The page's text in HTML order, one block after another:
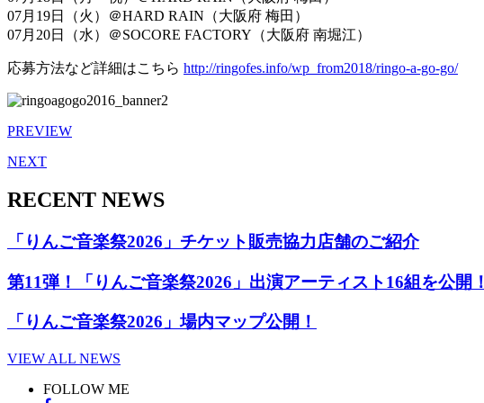
07月19日（火）＠HARD RAIN（大阪府 梅田）
07月20日（水）＠SOCORE FACTORY（大阪府 南堀江）
応募方法など詳細はこちら http://ringofes.info/wp_from2018/ringo-a-go-go/
PREVIEW
NEXT
RECENT NEWS
「りんご音楽祭2026」チケット販売協力店舗のご紹介
第11弾！「りんご音楽祭2026」出演アーティスト16組を公開！
「りんご音楽祭2026」場内マップ公開！
VIEW ALL NEWS
FOLLOW ME